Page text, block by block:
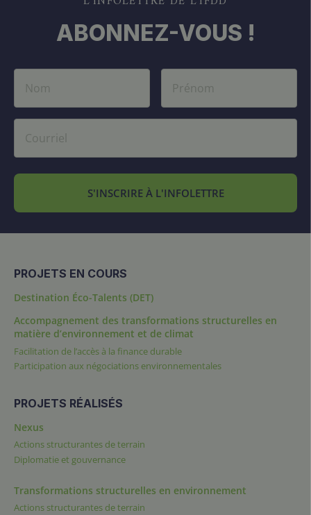
ABONNEZ-VOUS !
S'INSCRIRE À L'INFOLETTRE
PROJETS EN COURS
Destination Éco-Talents (DET)
Accompagnement des transformations structurelles en
matière d’environnement et de climat
Facilitation de l’accès à la finance durable
Participation aux négociations environnementales
PROJETS RÉALISÉS
Nexus
Actions structurantes de terrain
Diplomatie et gouvernance
Transformations structurelles en environnement
Actions structurantes de terrain